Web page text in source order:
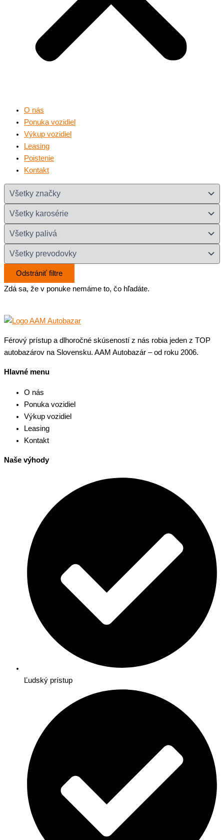
O nás
Ponuka vozidiel
Výkup vozidiel
Leasing
Poistenie
Kontakt
Odstrániť filtre
Zdá sa, že v ponuke nemáme to, čo hľadáte.
Férový prístup a dlhoročné skúseností z nás robia jeden z TOP
autobazárov na Slovensku. AAM Autobazár – od roku 2006.
Hlavné menu
O nás
Ponuka vozidiel
Výkup vozidiel
Leasing
Kontakt
Naše výhody
Ľudský prístup